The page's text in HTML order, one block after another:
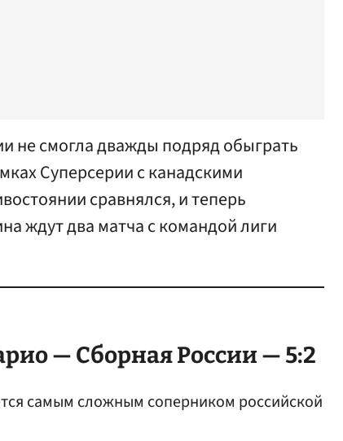
не смогла дважды подряд обыграть
Суперсерии с канадскими
сравнялся, и теперь
ждут два матча с командой лиги
— Сборная России — 5:2
самым сложным соперником российской